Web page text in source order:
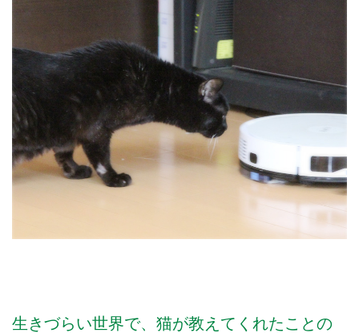
生きづらい世界で、猫が教えてくれたことの